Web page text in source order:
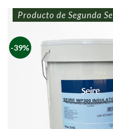
-39%
Producto de Segunda